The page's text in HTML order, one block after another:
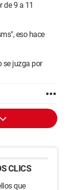
de 9 a 11
eso hace
se juzga por
CLICS
que